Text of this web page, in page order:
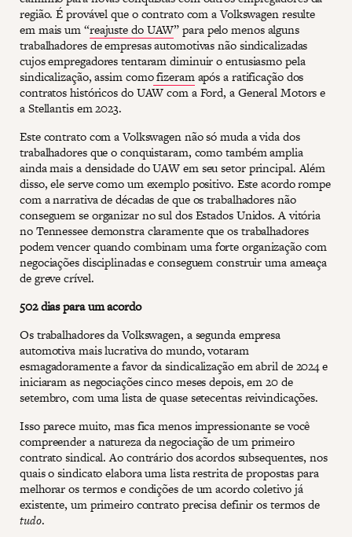
região. É provável que o contrato com a Volkswagen resulte
em mais um “reajuste do UAW” para pelo menos alguns
trabalhadores de empresas automotivas não sindicalizadas
cujos empregadores tentaram diminuir o entusiasmo pela
sindicalização, assim comofizeramapós a ratificação dos
contratos históricos do UAW com a Ford, a General Motors e
a Stellantis em 2023.
Este contrato com a Volkswagen não só muda a vida dos
trabalhadores que o conquistaram, como também amplia
ainda mais a densidade do UAW em seu setor principal. Além
disso, ele serve como um exemplo positivo. Este acordo rompe
com a narrativa de décadas de que os trabalhadores não
conseguem se organizar no sul dos Estados Unidos. A vitória
no Tennessee demonstra claramente que os trabalhadores
podem vencer quando combinam uma forte organização com
negociações disciplinadas e conseguem construir uma ameaça
de greve crível.
502 dias para um acordo
Os trabalhadores da Volkswagen, a segunda empresa
automotiva mais lucrativa do mundo, votaram
esmagadoramente a favor da sindicalização em abril de 2024 e
iniciaram as negociações cinco meses depois, em 20 de
setembro, com uma lista de quase setecentas reivindicações.
Isso parece muito, mas fica menos impressionante se você
compreender a natureza da negociação de um primeiro
contrato sindical. Ao contrário dos acordos subsequentes, nos
quais o sindicato elabora uma lista restrita de propostas para
melhorar os termos e condições de um acordo coletivo já
existente, um primeiro contrato precisa definir os termos de
tudo.